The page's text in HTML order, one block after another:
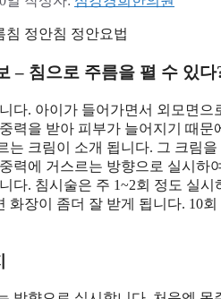
– 침으로 주름을 펼 수 있
다. 아이가 들어가면서 외모면
력을 받아 피부가 늘어지기 때문
는 크림이 소개 됩니다. 그 크림
력에 거스르는 방향으로 실시
다. 침시술은 주 1~2회 정도 실
화장이 좀더 잘 받게 됩니다. 10